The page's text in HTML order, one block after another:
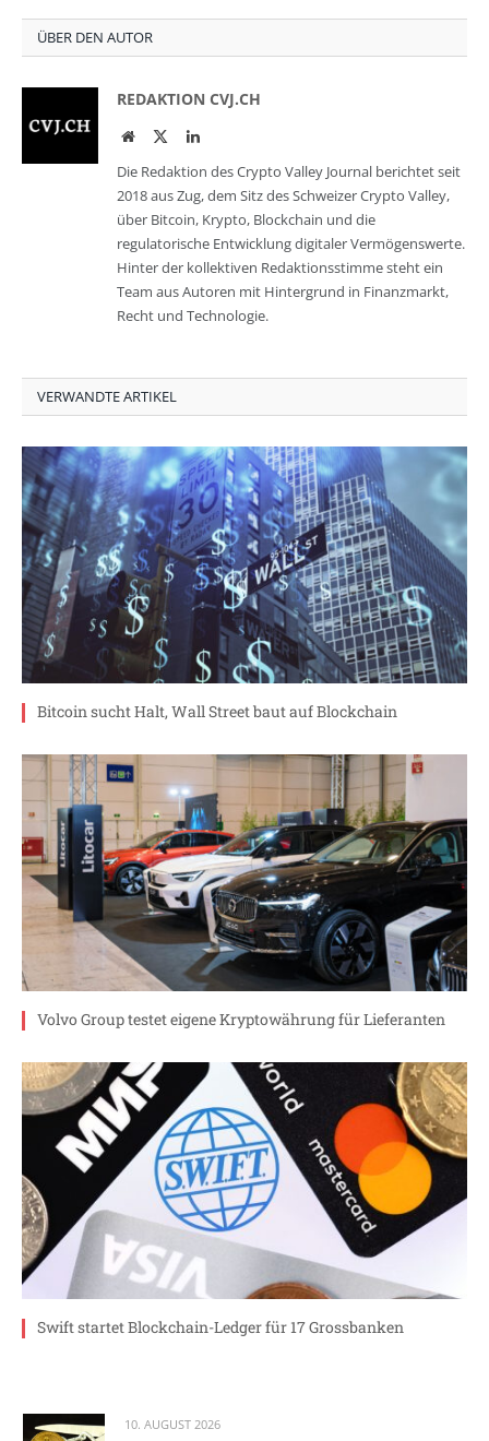
ÜBER DEN AUTOR
REDAKTION CVJ.CH
WebsiteTwitterLinkedIn
Die Redaktion des Crypto Valley Journal berichtet seit
2018 aus Zug, dem Sitz des Schweizer Crypto Valley,
über Bitcoin, Krypto, Blockchain und die
regulatorische Entwicklung digitaler Vermögenswerte.
Hinter der kollektiven Redaktionsstimme steht ein
Team aus Autoren mit Hintergrund in Finanzmarkt,
Recht und Technologie.
VERWANDTE ARTIKEL
Bitcoin sucht Halt, Wall Street baut auf Blockchain
Volvo Group testet eigene Kryptowährung für Lieferanten
Swift startet Blockchain-Ledger für 17 Grossbanken
10. AUGUST 2026